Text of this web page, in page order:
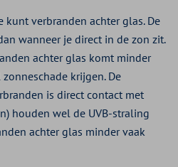
kunt verbranden achter glas. De
wanneer je direct in de zon zit.
achter glas komt minder
krijgen. De
is direct contact met
houden wel de UVB-straling
achter glas minder vaak